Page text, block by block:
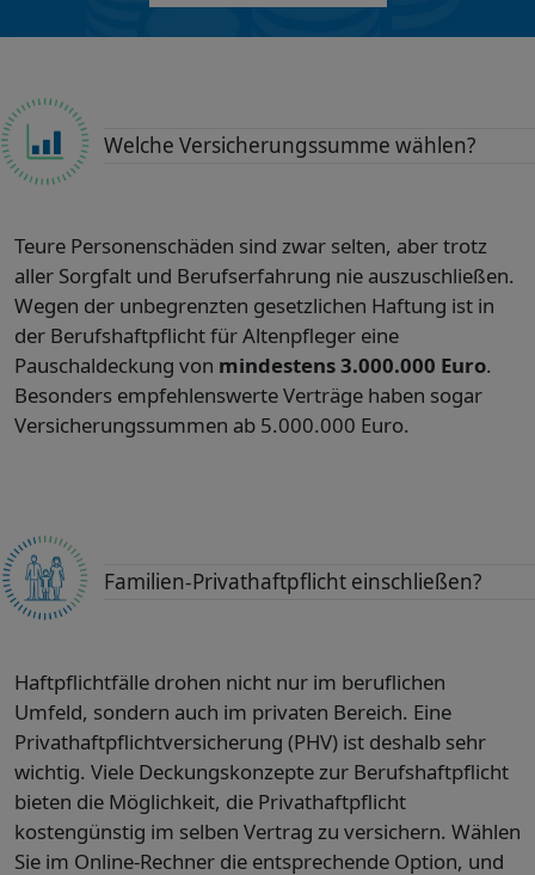
Welche Versicherungssumme wählen?
Teure Personenschäden sind zwar selten, aber trotz
aller Sorgfalt und Berufserfahrung nie auszuschließen.
Wegen der unbegrenzten gesetzlichen Haftung ist in
der Berufshaftpflicht für Altenpfleger eine
Pauschaldeckung von mindestens 3.000.000 Euro.
Besonders empfehlenswerte Verträge haben sogar
Versicherungssummen ab 5.000.000 Euro.
Familien-Privathaftpflicht einschließen?
Haftpflichtfälle drohen nicht nur im beruflichen
Umfeld, sondern auch im privaten Bereich. Eine
Privathaftpflichtversicherung (PHV) ist deshalb sehr
wichtig. Viele Deckungskonzepte zur Berufshaftpflicht
bieten die Möglichkeit, die Privathaftpflicht
kostengünstig im selben Vertrag zu versichern. Wählen
Sie im Online-Rechner die entsprechende Option, und